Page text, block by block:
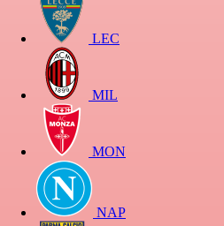
LEC
MIL
MON
NAP